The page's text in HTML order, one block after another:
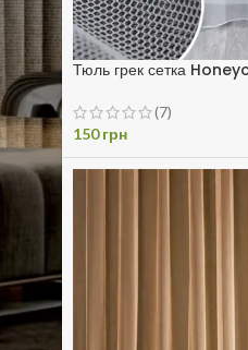
Тюль грек сетка
(7)
150грн